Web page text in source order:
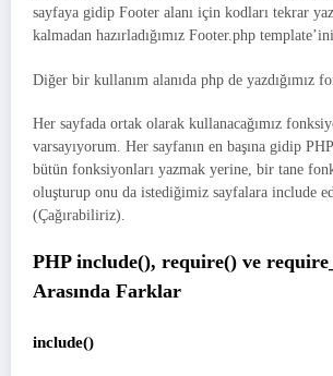
sayfaya gidip Footer alanı için kodları tekrar
kalmadan hazırladığımız Footer.php
Diğer bir kullanım alanıda php de yazdığımız
Her sayfada ortak olarak kullanacağımız
varsayıyorum. Her sayfanın en başına gidip
bütün fonksiyonları yazmak yerine, bir tane
oluşturup onu da istediğimiz sayfalara include
(Çağırabiliriz).
PHP include(), require() ve
Arasında Farklar
include()